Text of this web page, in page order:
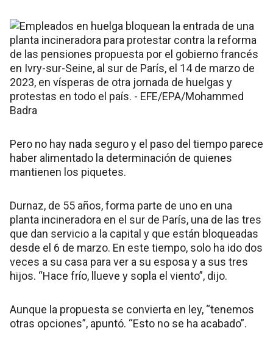
Pero no hay nada seguro y el paso del tiempo parece
haber alimentado la determinación de quienes
mantienen los piquetes.
Durnaz, de 55 años, forma parte de uno en una
planta incineradora en el sur de París, una de las tres
que dan servicio a la capital y que están bloqueadas
desde el 6 de marzo. En este tiempo, solo ha ido dos
veces a su casa para ver a su esposa y a sus tres
hijos. “Hace frío, llueve y sopla el viento”, dijo.
Aunque la propuesta se convierta en ley, “tenemos
otras opciones”, apuntó. “Esto no se ha acabado”.